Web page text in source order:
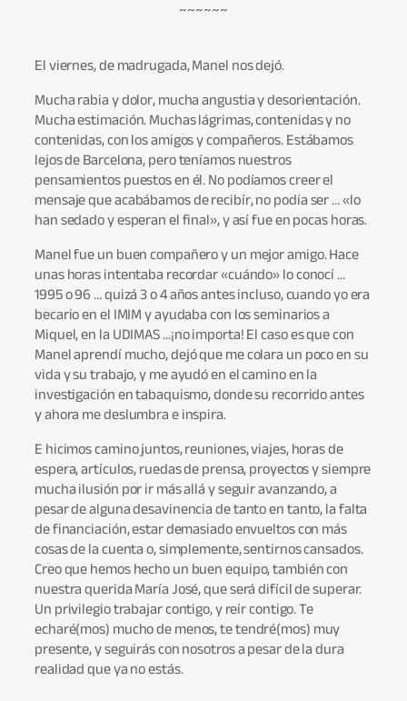
~~~~~~
El viernes, de madrugada, Manel nos dejó.
Mucha rabia y dolor, mucha angustia y desorientación.
Mucha estimación. Muchas lágrimas, contenidas y no
contenidas, con los amigos y compañeros. Estábamos
lejos de Barcelona, ​​pero teníamos nuestros
pensamientos puestos en él. No podíamos creer el
mensaje que acabábamos de recibír, no podía ser … «lo
han sedado y esperan el final», y así fue en pocas horas.
Manel fue un buen compañero y un mejor amigo. Hace
unas horas intentaba recordar «cuándo» lo conocí …
1995 o 96 … quizá 3 o 4 años antes incluso, cuando yo era
becario en el IMIM y ayudaba con los seminarios a
Miquel, en la UDIMAS …¡no importa! El caso es que con
Manel aprendí mucho, dejó que me colara un poco en su
vida y su trabajo, y me ayudó en el camino en la
investigación en tabaquismo, donde su recorrido antes
y ahora me deslumbra e inspira.
E hicimos camino juntos, reuniones, viajes, horas de
espera, artículos, ruedas de prensa, proyectos y siempre
mucha ilusión por ir más allá y seguir avanzando, a
pesar de alguna desavinencia de tanto en tanto, la falta
de financiación, estar demasiado envueltos con más
cosas de la cuenta o, simplemente, sentirnos cansados.
Creo que hemos hecho un buen equipo, también con
nuestra querida María José, que será difícil de superar.
Un privilegio trabajar contigo, y reír contigo. Te
echaré(mos) mucho de menos, te tendré(mos) muy
presente, y seguirás con nosotros a pesar de la dura
realidad que ya no estás.